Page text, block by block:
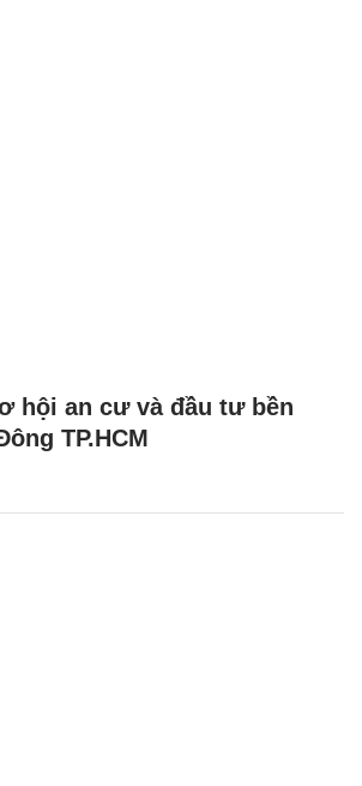
hội an cư và đầu tư bền
TP.HCM